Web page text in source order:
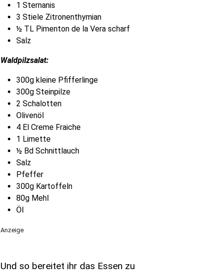
1 Sternanis
3 Stiele Zitronenthymian
½ TL Pimenton de la Vera scharf
Salz
Waldpilzsalat:
300g kleine Pfifferlinge
300g Steinpilze
2 Schalotten
Olivenöl
4 El Creme Fraiche
1 Limette
½ Bd Schnittlauch
Salz
Pfeffer
300g Kartoffeln
80g Mehl
Öl
Anzeige
Und so bereitet ihr das Essen zu